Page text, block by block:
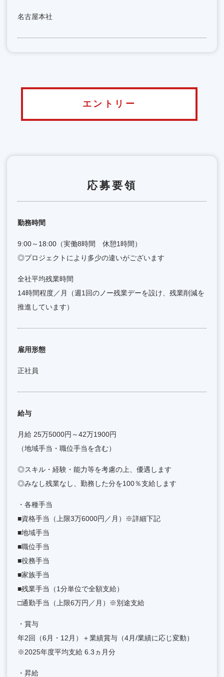
名古屋本社
エントリー
応募要領
勤務時間
9:00～18:00（実働8時間 休憩1時間）
◎プロジェクトにより多少の違いがございます
全社平均残業時間
14時間程度／月（週1回のノー残業デーを設け、残業削減を
推進しています）
雇用形態
正社員
給与
月給 25万5000円～42万1900円
（地域手当・職位手当を含む）
◎スキル・経験・能力等を考慮の上、優遇します
◎みなし残業なし、勤務した分を100％支給します
・各種手当
■資格手当（上限3万6000円／月）※詳細下記
■地域手当
■職位手当
■役務手当
■家族手当
■残業手当（1分単位で全額支給）
□通勤手当（上限6万円／月）※別途支給
・賞与
年2回（6月・12月）＋業績賞与（4月/業績に応じ変動）
※2025年度平均支給 6.3ヵ月分
・昇給